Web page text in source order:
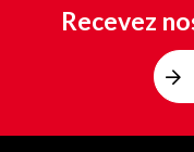
Recevez